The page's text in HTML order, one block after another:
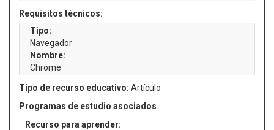
Requisitos técnicos:
Tipo:
Navegador
Nombre:
Chrome
Tipo de recurso educativo: Artículo
Programas de estudio asociados
Recurso para aprender: